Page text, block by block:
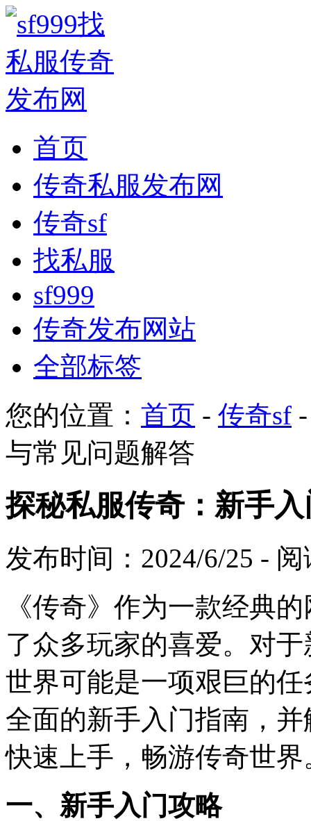
首页
传奇私服发布网
传奇sf
找私服
sf999
传奇发布网站
全部标签
您的位置： 首页 - 传奇sf
与常见问题解答
探秘私服传奇：新手
发布时间：2024/6/25 -
《传奇》作为一款经典
了众多玩家的喜爱。对
世界可能是一项艰巨的
全面的新手入门指南，
快速上手，畅游传奇世界
一、新手入门攻略